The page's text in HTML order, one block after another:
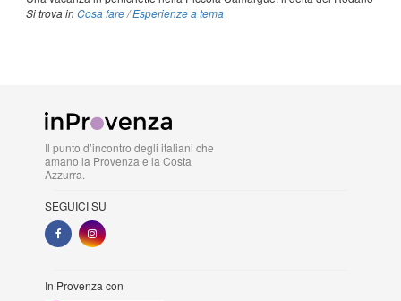
Si trova in Cosa fare /Esperienze a tema
Il punto d’incontro degli italiani che
amano la Provenza e la Costa
Azzurra.
SEGUICI SU
In Provenza con